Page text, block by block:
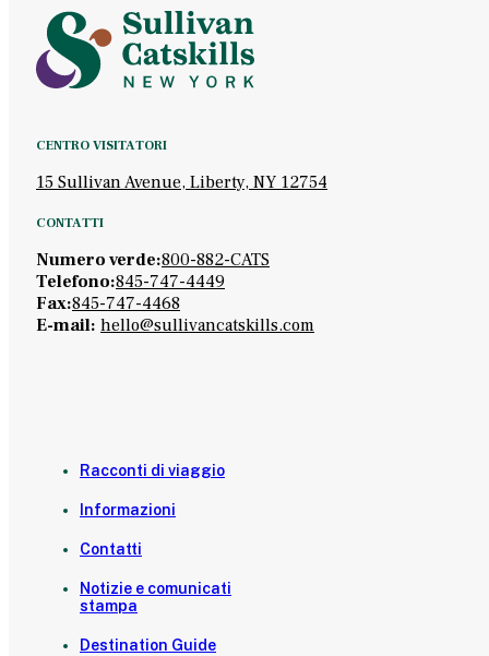
CENTRO VISITATORI
15 Sullivan Avenue, Liberty, NY 12754
CONTATTI
Numero verde:800-882-CATS
Telefono:845-747-4449
Fax:845-747-4468
E-mail: hello@sullivancatskills.com
Racconti di viaggio
Informazioni
Contatti
Notizie e comunicati
stampa
Destination Guide